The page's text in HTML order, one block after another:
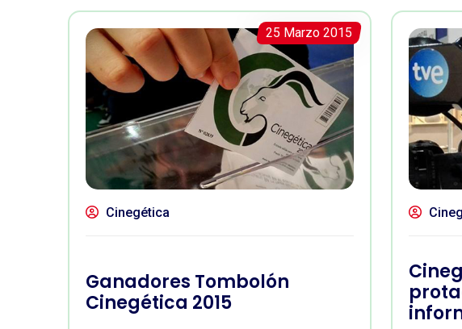
25 Marzo 2015
Cinegética
Ganadores Tombolón
Cinegética 2015